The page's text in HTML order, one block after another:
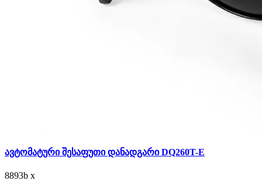
ავტომატური შესაფუთი დანადგარი DQ260T-E
8893b x